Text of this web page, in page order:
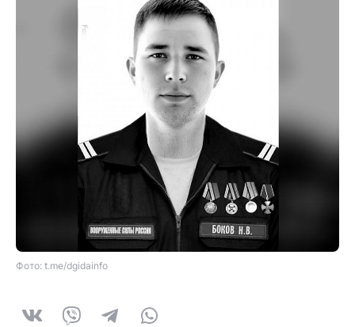
Фото: t.me/dgidainfo